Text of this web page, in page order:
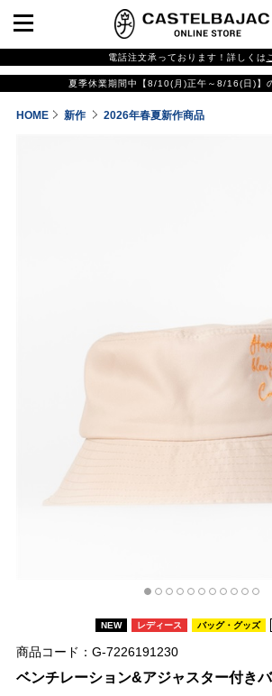
電話注文承っております！詳しくは
夏季休業期間中【8/10(月)正午～8/16(日)】
HOME 新作 2026年春夏新作商品
NEW レディース バッグ・グッズ
商品コード：G-7226191230
ベンチレーション&アジャスター付き